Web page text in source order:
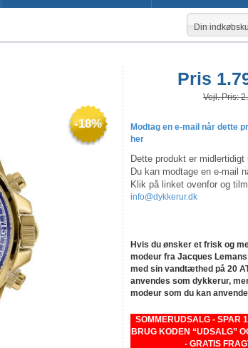
Din
-18%
Pris
Vejl. Pris:
Modtag en e-mail når dette
her
Dette produkt er midlertidigt
Du kan modtage en e-mail
Klik på linket ovenfor og
info@dykkerur.dk
Hvis du ønsker et frisk og
modeur fra Jacques
med sin vandtæthed på 20
anvendes som dykkerur,
modeur som du kan
SOMMERUDSALG - SPAR
BRUG KODEN “UDSALG”
- GRATIS